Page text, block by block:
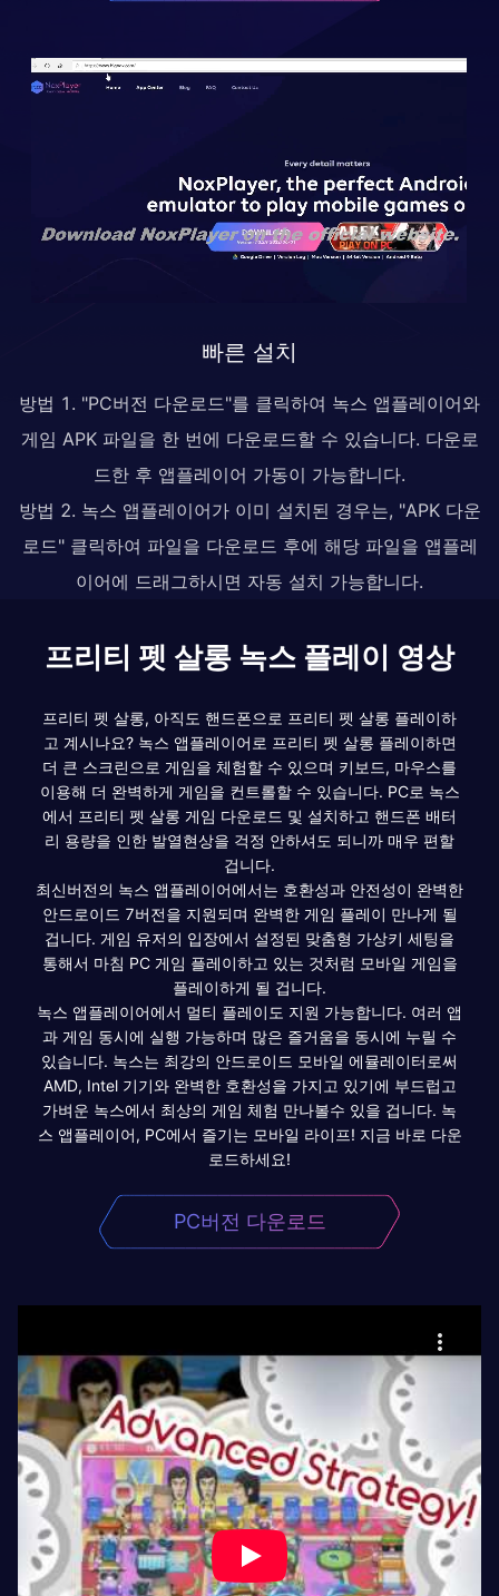
빠른 설치
방법 1. "PC버전 다운로드"를 클릭하여 녹스 앱플레이어와
게임 APK 파일을 한 번에 다운로드할 수 있습니다. 다운로
드한 후 앱플레이어 가동이 가능합니다.
방법 2. 녹스 앱플레이어가 이미 설치된 경우는, "APK 다운
로드" 클릭하여 파일을 다운로드 후에 해당 파일을 앱플레
이어에 드래그하시면 자동 설치 가능합니다.
프리티 펫 살롱 녹스 플레이 영상
프리티 펫 살롱, 아직도 핸드폰으로 프리티 펫 살롱 플레이하
고 계시나요? 녹스 앱플레이어로 프리티 펫 살롱 플레이하면
더 큰 스크린으로 게임을 체험할 수 있으며 키보드, 마우스를
이용해 더 완벽하게 게임을 컨트롤할 수 있습니다. PC로 녹스
에서 프리티 펫 살롱 게임 다운로드 및 설치하고 핸드폰 배터
리 용량을 인한 발열현상을 걱정 안하셔도 되니까 매우 편할
겁니다.
최신버전의 녹스 앱플레이어에서는 호환성과 안전성이 완벽한
안드로이드 7버전을 지원되며 완벽한 게임 플레이 만나게 될
겁니다. 게임 유저의 입장에서 설정된 맞춤형 가상키 세팅을
통해서 마침 PC 게임 플레이하고 있는 것처럼 모바일 게임을
플레이하게 될 겁니다.
녹스 앱플레이어에서 멀티 플레이도 지원 가능합니다. 여러 앱
과 게임 동시에 실행 가능하며 많은 즐거움을 동시에 누릴 수
있습니다. 녹스는 최강의 안드로이드 모바일 에뮬레이터로써
AMD, Intel 기기와 완벽한 호환성을 가지고 있기에 부드럽고
가벼운 녹스에서 최상의 게임 체험 만나볼수 있을 겁니다. 녹
스 앱플레이어, PC에서 즐기는 모바일 라이프! 지금 바로 다운
로드하세요!
PC버전 다운로드